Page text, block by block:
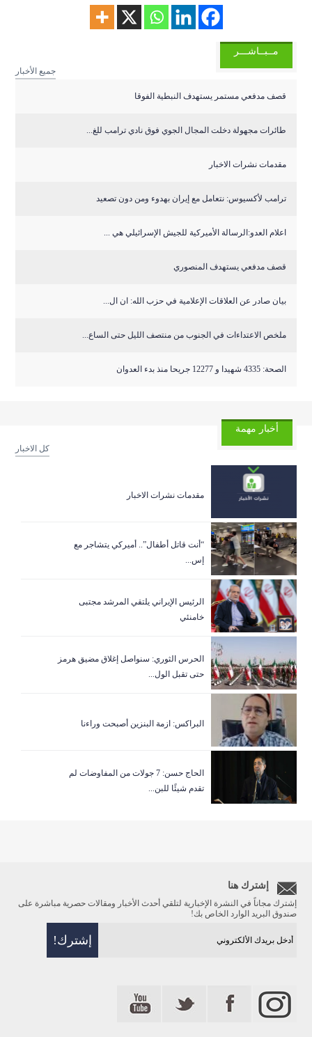
مــبــاشـــر
جميع الأخبار
قصف مدفعي مستمر يستهدف النبطية الفوقا
طائرات مجهولة دخلت المجال الجوي فوق نادي ترامب للغ...
مقدمات نشرات الاخبار
ترامب لأكسيوس: نتعامل مع إيران بهدوء ومن دون تصعيد
اعلام العدو:الرسالة الأميركية للجيش الإسرائيلي هي ...
قصف مدفعي يستهدف المنصوري
بيان صادر عن العلاقات الإعلامية في حزب الله: ان ال...
ملخص الاعتداءات في الجنوب من منتصف الليل حتى الساع...
الصحة: 4335 شهيدا و 12277 جريحا منذ بدء العدوان
أخبار مهمة
كل الاخبار
مقدمات نشرات الاخبار
“أنت قاتل أطفال”.. أميركي يتشاجر مع
إس...
الرئيس الإيراني يلتقي المرشد مجتبى
خامنئي
الحرس الثوري: سنواصل إغلاق مضيق هرمز
حتى تقبل الول...
البراكس: ازمة البنزين أصبحت وراءنا
الحاج حسن: 7 جولات من المفاوضات لم
تقدم شيئًا للبن...
إشترك هنا
إشترك مجاناً في النشرة الإخبارية لتلقي أحدث الأخبار ومقالات حصرية مباشرة على
صندوق البريد الوارد الخاص بك!